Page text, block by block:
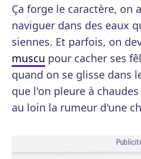
Ça forge le caractère, on
naviguer dans des eaux
siennes. Et parfois, on
muscu pour cacher ses
quand on se glisse dans
que l'on pleure à
au loin la rumeur d'une